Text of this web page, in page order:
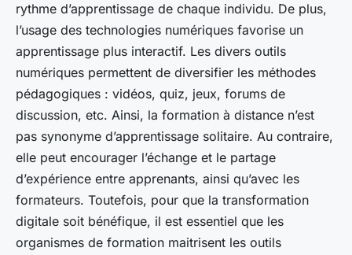
rythme d’apprentissage de chaque individu. De plus,
l’usage des technologies numériques favorise un
apprentissage plus interactif. Les divers outils
numériques permettent de diversifier les méthodes
pédagogiques : vidéos, quiz, jeux, forums de
discussion, etc. Ainsi, la formation à distance n’est
pas synonyme d’apprentissage solitaire. Au contraire,
elle peut encourager l’échange et le partage
d’expérience entre apprenants, ainsi qu’avec les
formateurs. Toutefois, pour que la transformation
digitale soit bénéfique, il est essentiel que les
organismes de formation maitrisent les outils